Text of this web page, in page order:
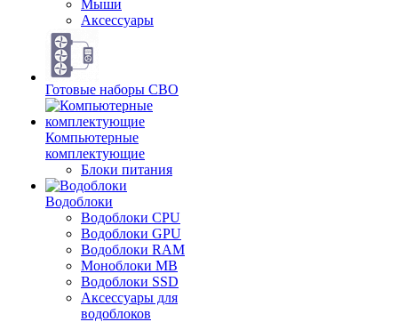
Мыши
Аксессуары
Готовые наборы СВО
Компьютерные
комплектующие
Блоки питания
Водоблоки
Водоблоки CPU
Водоблоки GPU
Водоблоки RAM
Моноблоки MB
Водоблоки SSD
Аксессуары для
водоблоков